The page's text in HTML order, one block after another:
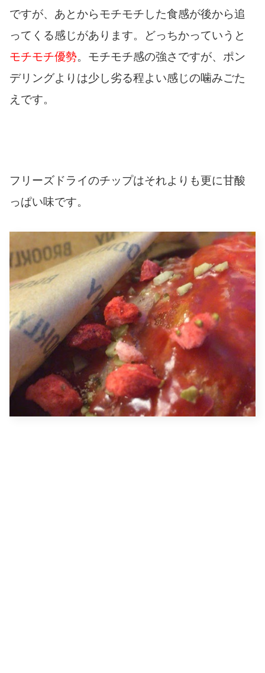
ですが、あとからモチモチした食感が後から追
ってくる感じがあります。どっちかっていうと
モチモチ優勢。モチモチ感の強さですが、ポン
デリングよりは少し劣る程よい感じの噛みごた
えです。
フリーズドライのチップはそれよりも更に甘酸
っぱい味です。